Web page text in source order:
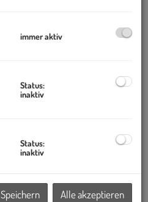
immer aktiv
Status:
inaktiv
Status:
inaktiv
Speichern Alle akzeptieren